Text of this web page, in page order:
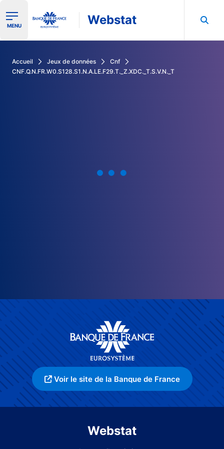
Ouvrir le menu de navigation
MENU Webstat
Accueil Jeux de données
Cnf
CNF.Q.N.FR.W0.S128.S1.N.A.LE.F29.T._Z.XDC._T.S.V.N._T
Voir le site de la Banque de France
Webstat